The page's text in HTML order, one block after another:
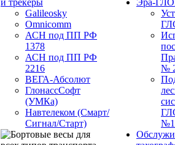
и трекеры
Galileosky
Omnicomm
АСН под ПП РФ
1378
АСН под ПП РФ
2216
ВЕГА-Абсолют
ГлонассСофт
(УМКа)
Навтелеком (Смарт/
Сигнал/Старт)
Эра-
№